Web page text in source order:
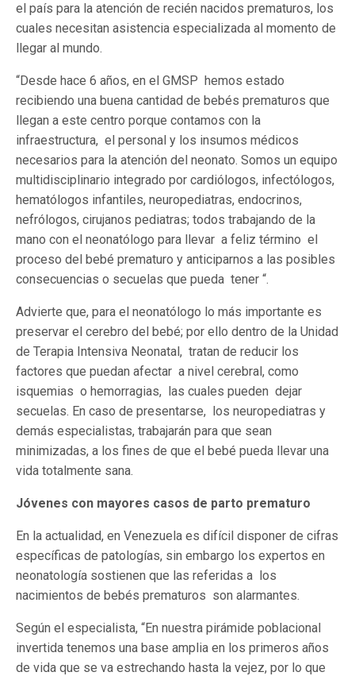
el país para la atención de recién nacidos prematuros, los
cuales necesitan asistencia especializada al momento de
llegar al mundo.
“Desde hace 6 años, en el GMSP hemos estado
recibiendo una buena cantidad de bebés prematuros que
llegan a este centro porque contamos con la
infraestructura, el personal y los insumos médicos
necesarios para la atención del neonato. Somos un equipo
multidisciplinario integrado por cardiólogos, infectólogos,
hematólogos infantiles, neuropediatras, endocrinos,
nefrólogos, cirujanos pediatras; todos trabajando de la
mano con el neonatólogo para llevar a feliz término el
proceso del bebé prematuro y anticiparnos a las posibles
consecuencias o secuelas que pueda tener “.
Advierte que, para el neonatólogo lo más importante es
preservar el cerebro del bebé; por ello dentro de la Unidad
de Terapia Intensiva Neonatal, tratan de reducir los
factores que puedan afectar a nivel cerebral, como
isquemias o hemorragias, las cuales pueden dejar
secuelas. En caso de presentarse, los neuropediatras y
demás especialistas, trabajarán para que sean
minimizadas, a los fines de que el bebé pueda llevar una
vida totalmente sana.
Jóvenes con mayores casos de parto prematuro
En la actualidad, en Venezuela es difícil disponer de cifras
específicas de patologías, sin embargo los expertos en
neonatología sostienen que las referidas a los
nacimientos de bebés prematuros son alarmantes.
Según el especialista, “En nuestra pirámide poblacional
invertida tenemos una base amplia en los primeros años
de vida que se va estrechando hasta la vejez, por lo que